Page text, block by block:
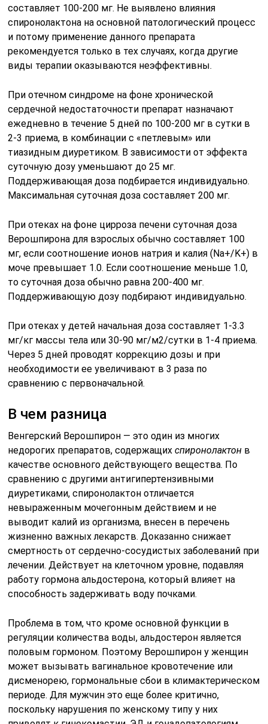
составляет 100-200 мг. Не выявлено влияния
спиронолактона на основной патологический процесс
и потому применение данного препарата
рекомендуется только в тех случаях, когда другие
виды терапии оказываются неэффективны.
При отечном синдроме на фоне хронической
сердечной недостаточности препарат назначают
ежедневно в течение 5 дней по 100-200 мг в сутки в
2-3 приема, в комбинации с «петлевым» или
тиазидным диуретиком. В зависимости от эффекта
суточную дозу уменьшают до 25 мг.
Поддерживающая доза подбирается индивидуально.
Максимальная суточная доза составляет 200 мг.
При отеках на фоне цирроза печени суточная доза
Верошпирона для взрослых обычно составляет 100
мг, если соотношение ионов натрия и калия (Na+/K+) в
моче превышает 1.0. Если соотношение меньше 1.0,
то суточная доза обычно равна 200-400 мг.
Поддерживающую дозу подбирают индивидуально.
При отеках у детей начальная доза составляет 1-3.3
мг/кг массы тела или 30-90 мг/м2/сутки в 1-4 приема.
Через 5 дней проводят коррекцию дозы и при
необходимости ее увеличивают в 3 раза по
сравнению с первоначальной.
В чем разница
Венгерский Верошпирон — это один из многих
недорогих препаратов, содержащихспиронолактон в
качестве основного действующего вещества. По
сравнению с другими антигипертензивными
диуретиками, спиронолактон отличается
невыраженным мочегонным действием и не
выводит калий из организма, внесен в перечень
жизненно важных лекарств. Доказанно снижает
смертность от сердечно-сосудистых заболеваний при
лечении. Действует на клеточном уровне, подавляя
работу гормона альдостерона, который влияет на
способность задерживать воду почками.
Проблема в том, что кроме основной функции в
регуляции количества воды, альдостерон является
половым гормоном. Поэтому Верошпирон у женщин
может вызывать вагинальное кровотечение или
дисменорею, гормональные сбои в климактерическом
периоде. Для мужчин это еще более критично,
поскольку нарушения по женскому типу у них